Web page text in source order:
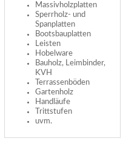
Massivholzplatten
Sperrholz- und
Spanplatten
Bootsbauplatten
Leisten
Hobelware
Bauholz, Leimbinder,
KVH
Terrassenböden
Gartenholz
Handläufe
Trittstufen
uvm.